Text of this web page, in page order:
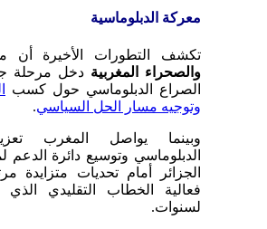
معركة الدبلوماسية
تكشف التطورات الأخيرة أن
والصحراء المغربية دخل مرحلة
الصراع الدبلوماسي حول كسب
وتوجيه مسار الحل السياسي.
وبينما يواصل المغرب
الدبلوماسي وتوسيع دائرة الدعم
الجزائر أمام تحديات متزايدة
فعالية الخطاب التقليدي
لسنوات.